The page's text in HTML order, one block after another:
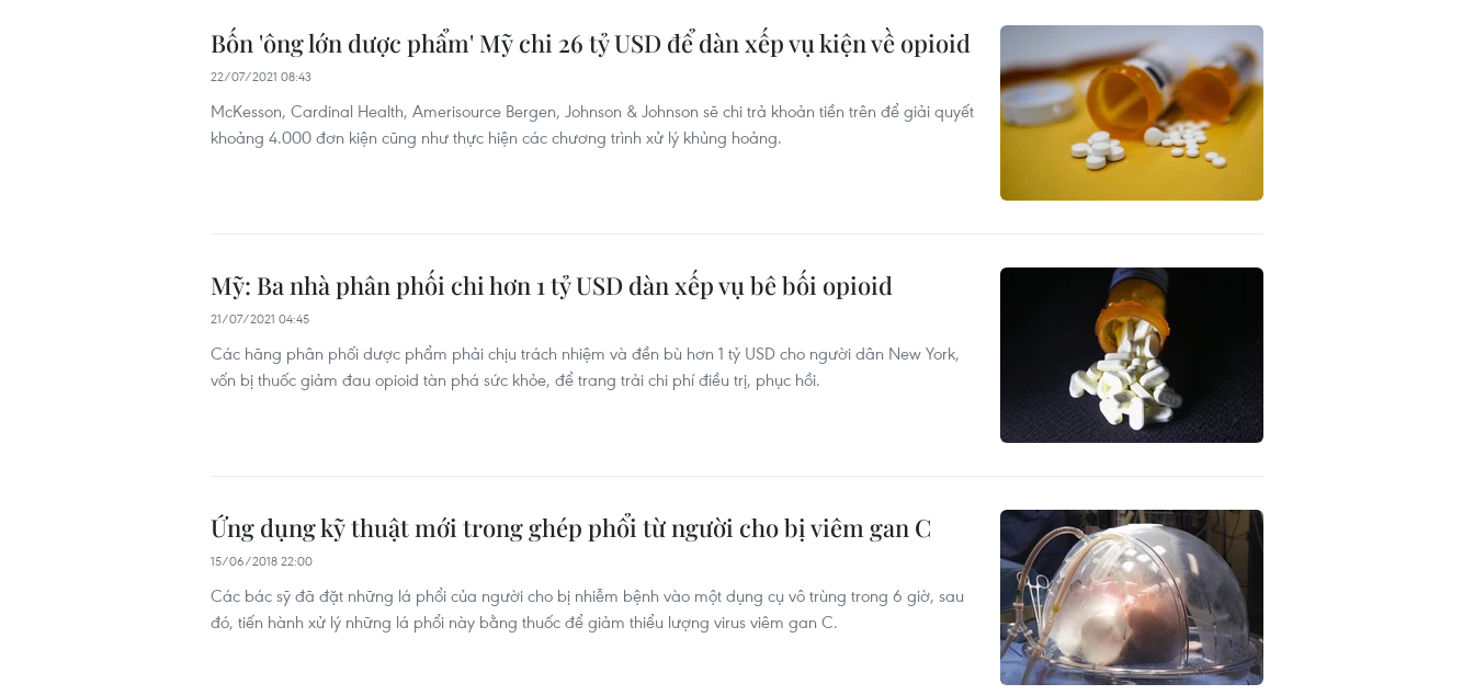
Bốn 'ông lớn dược phẩm' Mỹ chi 26 tỷ USD để dàn xếp vụ kiện về opioid
22/07/2021 08:43
McKesson, Cardinal Health, Amerisource Bergen, Johnson & Johnson sẽ chi trả khoản tiền trên để giải quyết
khoảng 4.000 đơn kiện cũng như thực hiện các chương trình xử lý khủng hoảng.
Mỹ: Ba nhà phân phối chi hơn 1 tỷ USD dàn xếp vụ bê bối opioid
21/07/2021 04:45
Các hãng phân phối dược phẩm phải chịu trách nhiệm và đền bù hơn 1 tỷ USD cho người dân New York,
vốn bị thuốc giảm đau opioid tàn phá sức khỏe, để trang trải chi phí điều trị, phục hồi.
Ứng dụng kỹ thuật mới trong ghép phổi từ người cho bị viêm gan C
15/06/2018 22:00
Các bác sỹ đã đặt những lá phổi của người cho bị nhiễm bệnh vào một dụng cụ vô trùng trong 6 giờ, sau
đó, tiến hành xử lý những lá phổi này bằng thuốc để giảm thiểu lượng virus viêm gan C.